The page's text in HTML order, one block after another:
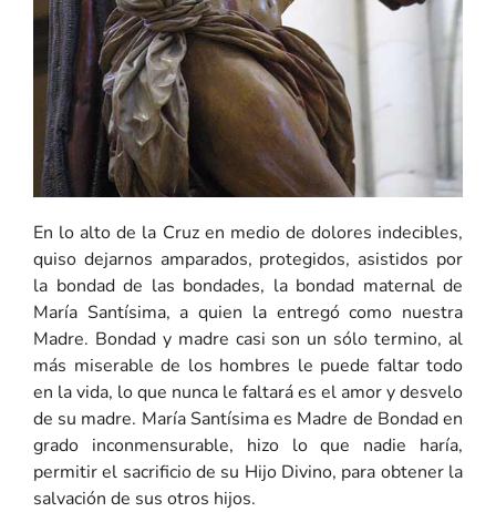
En lo alto de la Cruz en medio de dolores indecibles,
quiso dejarnos amparados, protegidos, asistidos por
la bondad de las bondades, la bondad maternal de
María Santísima, a quien la entregó como nuestra
Madre. Bondad y madre casi son un sólo termino, al
más miserable de los hombres le puede faltar todo
en la vida, lo que nunca le faltará es el amor y desvelo
de su madre. María Santísima es Madre de Bondad en
grado inconmensurable, hizo lo que nadie haría,
permitir el sacrificio de su Hijo Divino, para obtener la
salvación de sus otros hijos.